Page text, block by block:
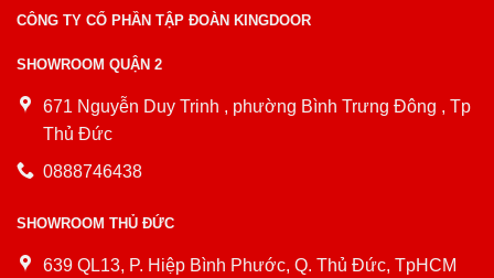
CÔNG TY CỔ PHẦN TẬP ĐOÀN KINGDOOR
SHOWROOM QUẬN 2
671 Nguyễn Duy Trinh , phường Bình Trưng Đông , Tp
Thủ Đức
0888746438
SHOWROOM THỦ ĐỨC
639 QL13, P. Hiệp Bình Phước, Q. Thủ Đức, TpHCM